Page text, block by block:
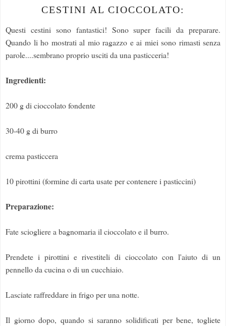
CESTINI AL CIOCCOLATO:
Questi cestini sono fantastici! Sono super facili da preparare.
Quando li ho mostrati al mio ragazzo e ai miei sono rimasti senza
parole....sembrano proprio usciti da una pasticceria!
Ingredienti:
200 g di cioccolato fondente
30-40 g di burro
crema pasticcera
10 pirottini (formine di carta usate per contenere i pasticcini)
Preparazione:
Fate sciogliere a bagnomaria il cioccolato e il burro.
Prendete i pirottini e rivestiteli di cioccolato con l'aiuto di un
pennello da cucina o di un cucchiaio.
Lasciate raffreddare in frigo per una notte.
Il giorno dopo, quando si saranno solidificati per bene, togliete